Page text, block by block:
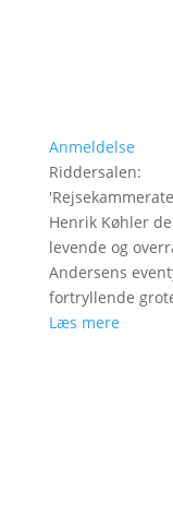
Anmeldelse
Riddersalen:
'
Henrik Køhler
levende og
Andersens
fortryllende
Læs mere